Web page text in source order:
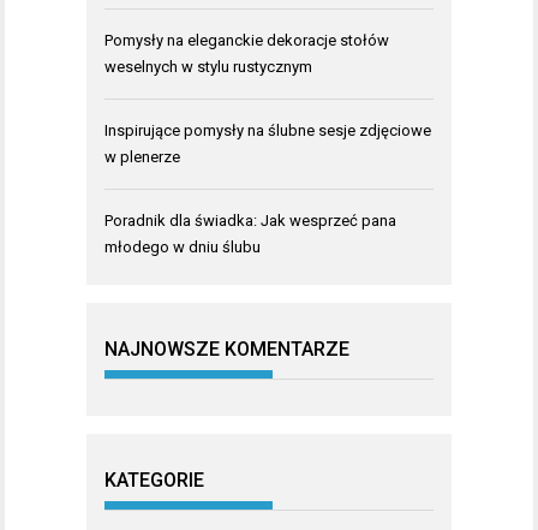
Pomysły na eleganckie dekoracje stołów
weselnych w stylu rustycznym
Inspirujące pomysły na ślubne sesje zdjęciowe
w plenerze
Poradnik dla świadka: Jak wesprzeć pana
młodego w dniu ślubu
NAJNOWSZE KOMENTARZE
KATEGORIE